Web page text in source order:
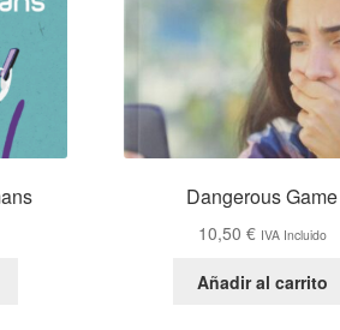
Dangerous Game
10,50 € IVA Incluido
Añadir al carrito